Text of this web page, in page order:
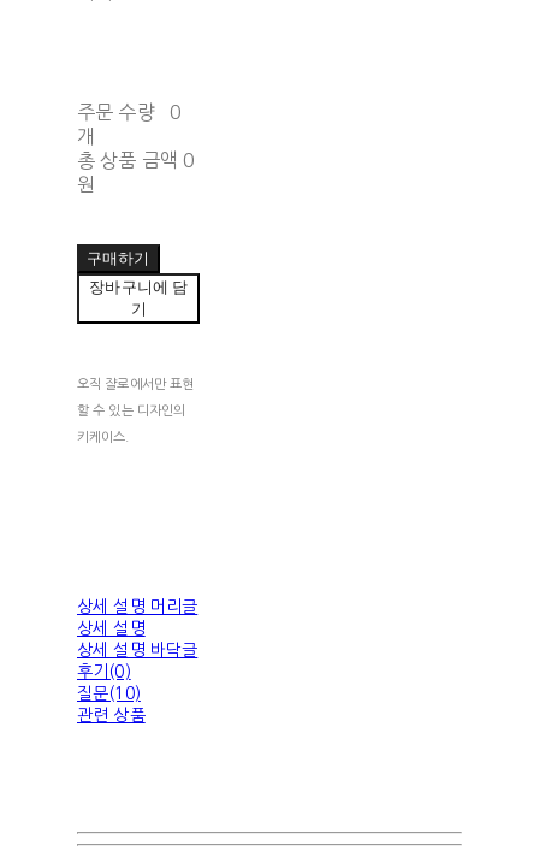
주문 수량
0
개
총 상품 금액 0
원
구매하기
장바구니에 담
기
오직 쟐로에서만 표현
할 수 있는 디자인의
키케이스.
상세 설명 머리글
상세 설명
상세 설명 바닥글
후기(0)
질문(10)
관련 상품